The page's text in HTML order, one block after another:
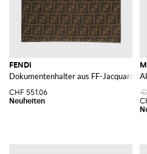
FENDI
Dokumentenhalter aus FF-Jacquard-
CHF 551.06